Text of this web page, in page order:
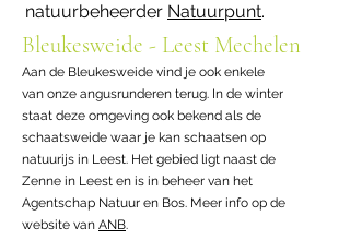
natuurbeheerder Natuurpunt.
Bleukesweide - Leest Mechelen
Aan de Bleukesweide vind je ook enkele
van onze angusrunderen terug. In de winter
staat deze omgeving ook bekend als de
schaatsweide waar je kan schaatsen op
natuurijs in Leest. Het gebied ligt naast de
Zenne in Leest en is in beheer van het
Agentschap Natuur en Bos. Meer info op de
website van ANB.